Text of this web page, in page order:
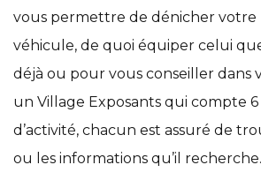
vous permettre de dénicher votre
véhicule, de quoi équiper celui
déjà ou pour vous conseiller dans
un Village Exposants qui compte
d’activité, chacun est assuré de
ou les informations qu’il recherche.